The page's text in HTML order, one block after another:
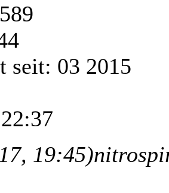
seit: 03 2015
19:45)